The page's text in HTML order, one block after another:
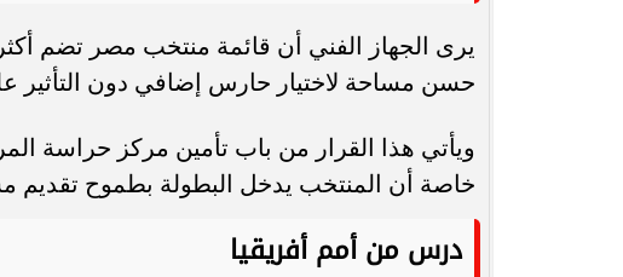
يرى الجهاز الفني أن قائمة منتخب مصر تضم
حسن مساحة لاختيار حارس إضافي دون التأثير
ويأتي هذا القرار من باب تأمين مركز حراسة
خاصة أن المنتخب يدخل البطولة بطموح تقديم
درس من أمم أفريقيا